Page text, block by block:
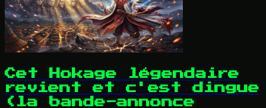
Cet Hokage légendaire
revient et c'est dingue
(la bande-annonce